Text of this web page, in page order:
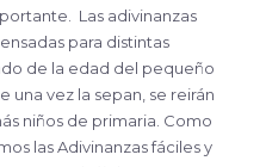
Las adivinanzas
para distintas
de la edad del pequeño
una vez la sepan, se reirán
niños de primaria. Como
las Adivinanzas fáciles y